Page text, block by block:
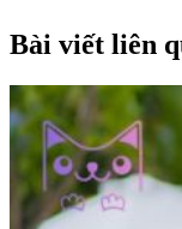
Bài viết liên